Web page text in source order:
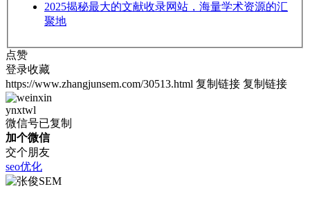
2025揭秘最大的文献收录网站，海量学术资源的汇
聚地
点赞
登录收藏
https://www.zhangjunsem.com/30513.html 复制链接 复制链接
ynxtwl
微信号已复制
加个微信
交个朋友
seo优化